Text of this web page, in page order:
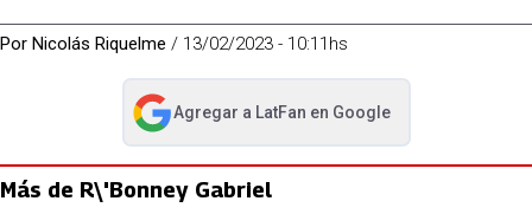
Por Nicolás Riquelme / 13/02/2023 - 10:11hs
Agregar a LatFan en Google
abre en nueva pestaña
Más de R\'Bonney Gabriel